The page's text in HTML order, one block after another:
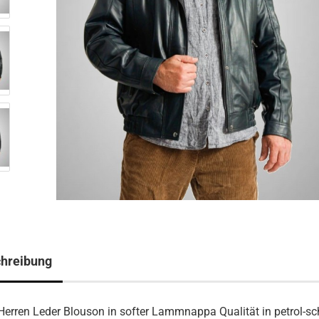
Leder Blouson in softer Lammnappa Qualität in petrol-